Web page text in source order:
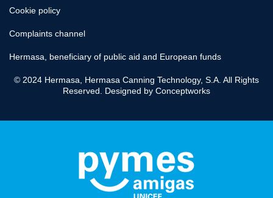
Cookie policy
Complaints channel
Hermasa, beneficiary of public aid and European funds
© 2024 Hermasa, Hermasa Canning Technology, S.A. All Rights
Reserved. Designed by Conceptworks